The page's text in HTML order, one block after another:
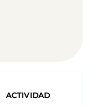
ACTIVIDAD